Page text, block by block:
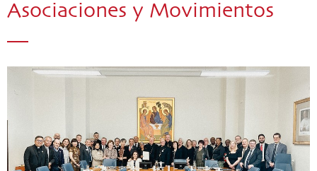
Asociaciones y Movimientos